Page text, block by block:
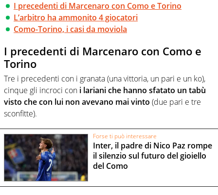
I precedenti di Marcenaro con Como e Torino
L’arbitro ha ammonito 4 giocatori
Como-Torino, i casi da moviola
I precedenti di Marcenaro con Como e
Torino
Tre i precedenti con i granata (una vittoria, un pari e un ko),
cinque gli incroci con i lariani che hanno sfatato un tabù
visto che con lui non avevano mai vinto (due pari e tre
sconfitte).
Forse ti può interessare
Inter, il padre di Nico Paz rompe
il silenzio sul futuro del gioiello
del Como